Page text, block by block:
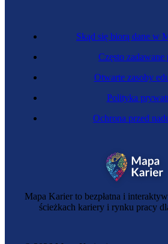
Mapa Karier to bezpłatna i
ścieżkach kariery i rynku pracy
Skąd się biorą dane w
Często zadawane
Otwarte zasoby
Polityka
Ochrona przed